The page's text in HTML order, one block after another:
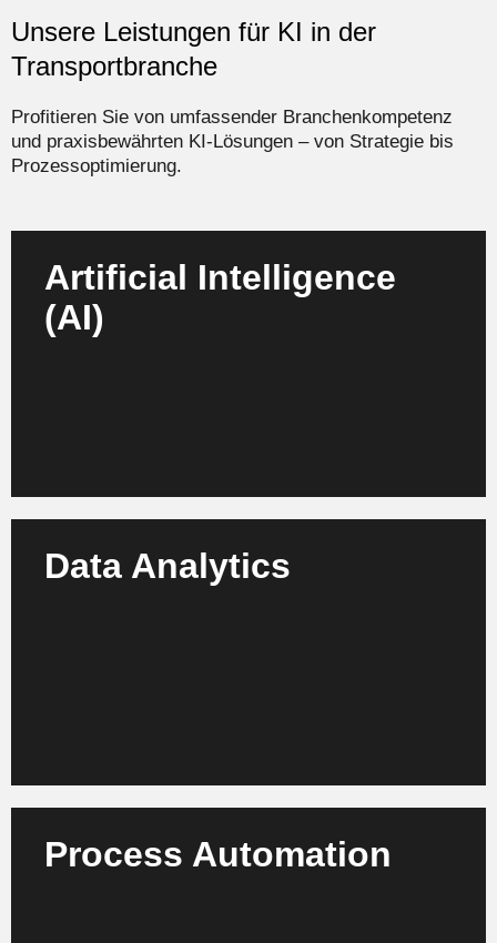
Unsere Leistungen für KI in der
Transportbranche
Profitieren Sie von umfassender Branchenkompetenz
und praxisbewährten KI-Lösungen – von Strategie bis
Prozessoptimierung.
Artificial Intelligence
(AI)
Wir entwickeln KI-Strategien, die Ihre
Transportabläufe automatisieren und Innovation
Data Analytics
Process Automation